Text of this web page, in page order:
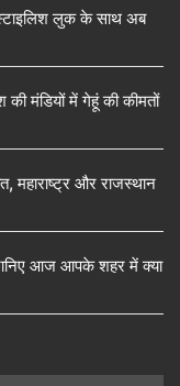
लुक के साथ अब
मंडियों में गेहूं की कीमतों
और राजस्थान
आज आपके शहर में क्या